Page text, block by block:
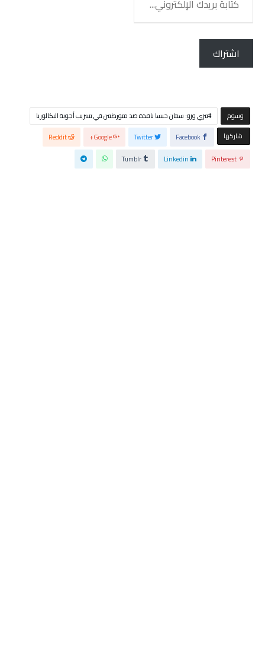
بريدك
الإلكتروني...
اشتراك
‫‫‫‫وسوم‬
تيزي وزو: سنتان حبسا نافذة ضد متورطتين في تسريب أجوبة البكالوريا
‫‫ شاركها‬
Facebook
Twitter
Google+
Reddit
Pinterest
Linkedin
Tumblr